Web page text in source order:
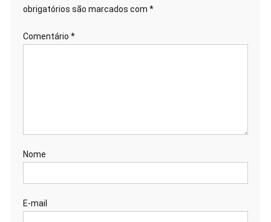
obrigatórios são marcados com *
Comentário *
Nome
E-mail